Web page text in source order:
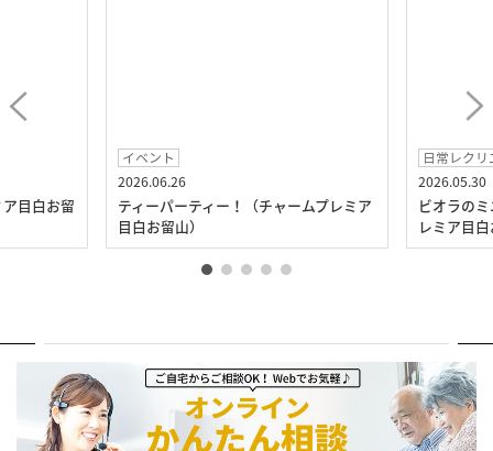
目白お留
イベント
2026.06.26
ティーパーティー！（チャームプレミア
目白お留山）
日常レク
2026.05.30
ビオラの
レミア目